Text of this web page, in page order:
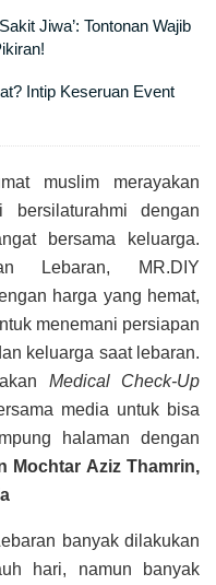
Jiwa’: Tontonan Wajib
Intip Keseruan Event
muslim merayakan
dengan
bersama keluarga.
Lebaran, MR.DIY
harga yang hemat,
menemani persiapan
keluarga saat lebaran.
Medical Check-Up
media untuk bisa
halaman dengan
Mochtar Aziz Thamrin,
banyak dilakukan
hari, namun banyak